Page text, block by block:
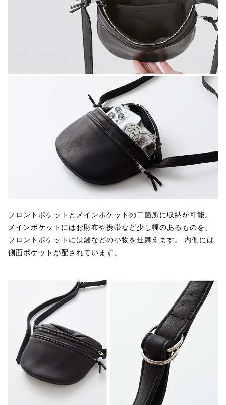
フロントポケットとメインポケットの二箇所に収納が可能。
メインポケットにはお財布や携帯など少し幅のあるものを、
フロントポケットには鍵などの小物を仕舞えます。 内側には
側面ポケットが配されています。